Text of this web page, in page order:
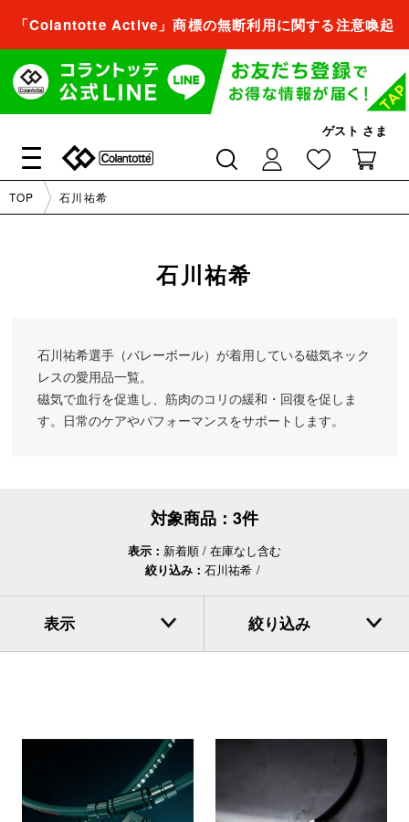
「Colantotte Active」商標の無断利用に関する注意喚起
ゲスト さま
会員登録すれば、
閉じる
会員登録すれば、
商品をお気に入り登録できるようになります。
会員登録／ログイン
TOP 石川祐希
石川祐希
石川祐希選手（バレーボール）が着用している磁気ネック
レスの愛用品一覧。
磁気で血行を促進し、筋肉のコリの緩和・回復を促しま
す。日常のケアやパフォーマンスをサポートします。
対象商品： 3件
表示： 新着順
在庫なし含む
絞り込み：石川祐希
表示 絞り込み